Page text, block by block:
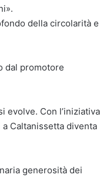
della circolarità e
dal promotore
evolve. Con l’iniziativa
Caltanissetta diventa
generosità dei